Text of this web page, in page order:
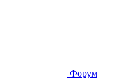
Форум